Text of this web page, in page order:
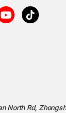
North Rd,